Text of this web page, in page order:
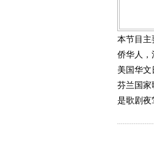
本节目主
侨华人，
美国华
芬兰国家
是歌剧夜